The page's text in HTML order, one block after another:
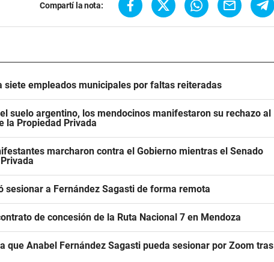
Compartí la nota:
siete empleados municipales por faltas reiteradas
suelo argentino, los mendocinos manifestaron su rechazo al
la Propiedad Privada
marcharon contra el Gobierno mientras el Senado
sesionar a Fernández Sagasti de forma remota
de concesión de la Ruta Nacional 7 en Mendoza
que Anabel Fernández Sagasti pueda sesionar por Zoom tras